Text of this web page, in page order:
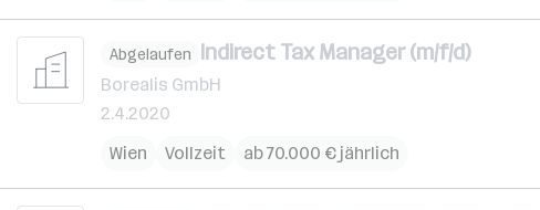
Abgelaufen Indirect Tax Manager (m/f/d)
Borealis GmbH
2.4.2020
Wien
Vollzeit ab 70.000 € jährlich